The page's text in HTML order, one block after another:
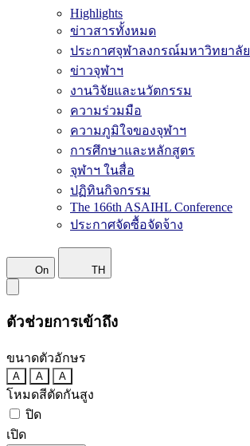
Highlights
ข่าวสารทั้งหมด
ประกาศจุฬาลงกรณ์มหาวิทยาลัย
ข่าวจุฬาฯ
งานวิจัยและนวัตกรรม
ความร่วมมือ
ความภูมิใจของจุฬาฯ
การศึกษาและหลักสูตร
จุฬาฯ ในสื่อ
ปฏิทินกิจกรรม
The 166th ASAIHL Conference
ประกาศจัดซื้อจัดจ้าง
On TH
ตัวช่วยการเข้าถึง
ขนาดตัวอักษร
A A A
โหมดสีตัดกันสูง
ปิด
เปิด